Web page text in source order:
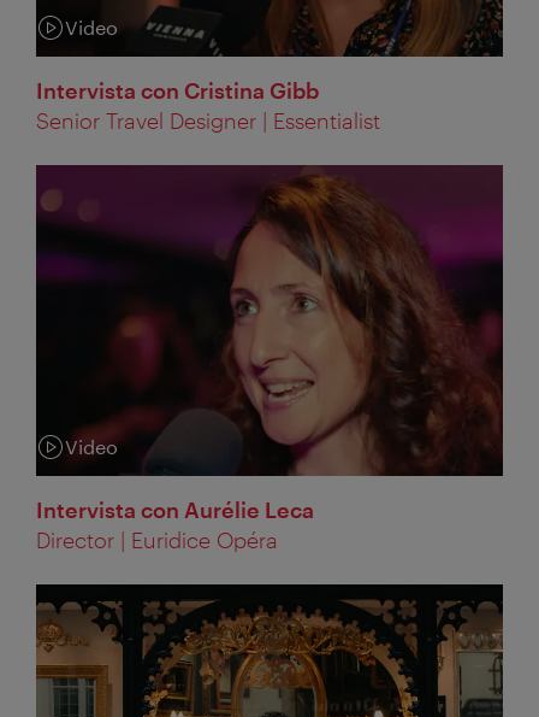
Categoria:
Video
Intervista con Cristina Gibb
Senior Travel Designer | Essentialist
Categoria:
Video
Intervista con Aurélie Leca
Director | Euridice Opéra